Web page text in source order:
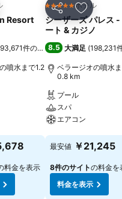
に入りに追加
Resort
件の評価)
噴水まで1.2
料金を表示
シェア お気に入
5 ホテルのランク
ホテル
シーザーズ パレス -
ート & カジノ
8.5 大満足 (198,231
ベラージオの噴水
0.8 km
プール
スパ
エアコン
料金を表示
最安値 ￥21,245
8件のサイトの料金を
料金を表示